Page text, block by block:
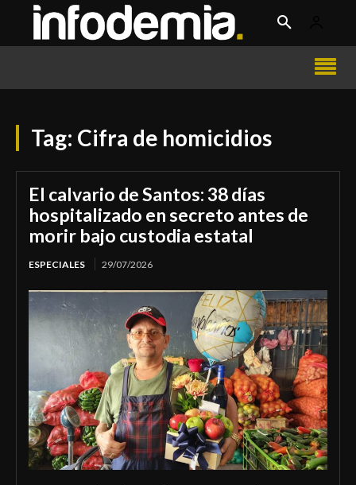
Tag: Cifra de homicidios
El calvario de Santos: 38 días
hospitalizado en secreto antes de
morir bajo custodia estatal
ESPECIALES 29/07/2026